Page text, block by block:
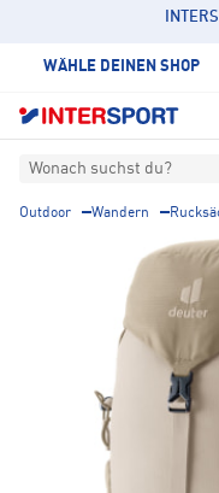
WÄHLE DEINEN SHOP
Wonach suchst du?
Outdoor Wandern